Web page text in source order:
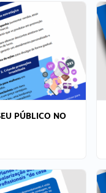
PÚBLICO NO